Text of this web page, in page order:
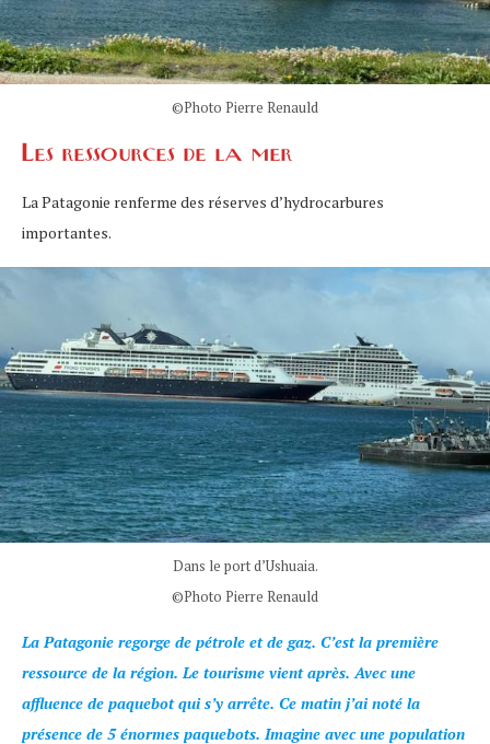
©Photo Pierre Renauld
Les ressources de la mer
La Patagonie renferme des réserves d’hydrocarbures
importantes.
Dans le port d’Ushuaia.
©Photo Pierre Renauld
La Patagonie regorge de pétrole et de gaz. C’est la première
ressource de la région. Le tourisme vient après. Avec une
affluence de paquebot qui s’y arrête. Ce matin j’ai noté la
présence de 5 énormes paquebots. Imagine avec une population